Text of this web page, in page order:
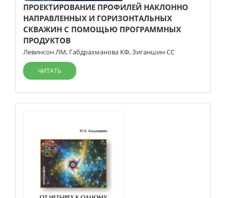
ПРОЕКТИРОВАНИЕ ПРОФИЛЕЙ НАКЛОННО
НАПРАВЛЕННЫХ И ГОРИЗОНТАЛЬНЫХ
СКВАЖИН С ПОМОЩЬЮ ПРОГРАММНЫХ
ПРОДУКТОВ
Левинсон ЛМ, Габдрахманова КФ,Зиганшин СС
ЧИТАТЬ